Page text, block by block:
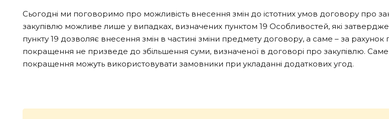
Сьогодні ми поговоримо про можливість внесення змін до істотних умов договору про
закупівлю можливе лише у випадках, визначених пунктом 19 Особливостей, які
пункту 19 дозволяє внесення змін в частині зміни предмету договору, а саме – за
покращення не призведе до збільшення суми, визначеної в договорі про закупівлю. Саме
покращення можуть використовувати замовники при укладанні додаткових угод.